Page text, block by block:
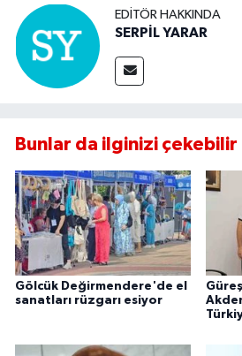
EDITÖR HAKKINDA
SERPİL YARAR
Bunlar da ilginizi çekebilir
Gölcük Değirmendere'de el
sanatları rüzgarı esiyor